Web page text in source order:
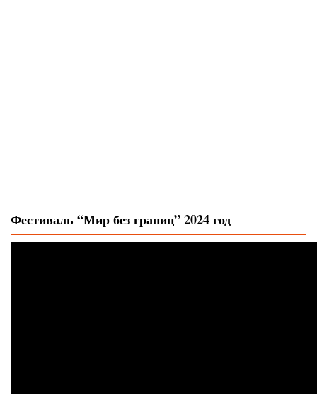
Фестиваль “Мир без границ” 2024 год